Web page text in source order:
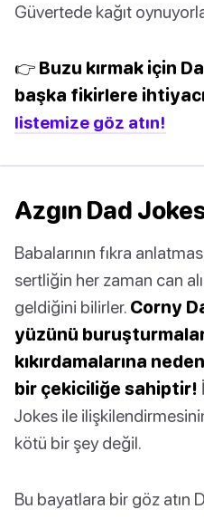
Güvertede kağıt
👉 Buzu kırmak için
başka fikirlere
listemize göz atın!
Azgın Dad
Babalarının fıkra
sertliğin her zaman can
geldiğini bilirler. Corny
yüzünü
kıkırdamalarına
bir çekiciliğe sahiptir!
Jokes ile
kötü bir şey değil.
Bu bayatlara bir göz atın